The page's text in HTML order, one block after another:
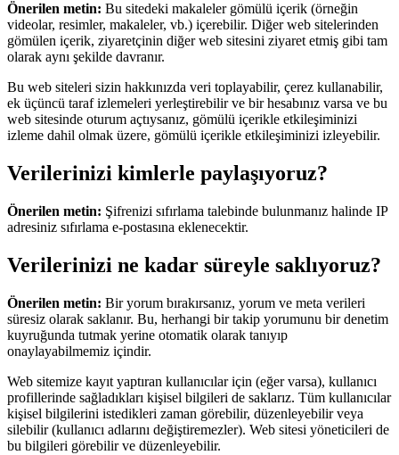
Önerilen metin: Bu sitedeki makaleler gömülü içerik (örneğin
videolar, resimler, makaleler, vb.) içerebilir. Diğer web sitelerinden
gömülen içerik, ziyaretçinin diğer web sitesini ziyaret etmiş gibi tam
olarak aynı şekilde davranır.
Bu web siteleri sizin hakkınızda veri toplayabilir, çerez kullanabilir,
ek üçüncü taraf izlemeleri yerleştirebilir ve bir hesabınız varsa ve bu
web sitesinde oturum açtıysanız, gömülü içerikle etkileşiminizi
izleme dahil olmak üzere, gömülü içerikle etkileşiminizi izleyebilir.
Verilerinizi kimlerle paylaşıyoruz?
Önerilen metin: Şifrenizi sıfırlama talebinde bulunmanız halinde IP
adresiniz sıfırlama e-postasına eklenecektir.
Verilerinizi ne kadar süreyle saklıyoruz?
Önerilen metin: Bir yorum bırakırsanız, yorum ve meta verileri
süresiz olarak saklanır. Bu, herhangi bir takip yorumunu bir denetim
kuyruğunda tutmak yerine otomatik olarak tanıyıp
onaylayabilmemiz içindir.
Web sitemize kayıt yaptıran kullanıcılar için (eğer varsa), kullanıcı
profillerinde sağladıkları kişisel bilgileri de saklarız. Tüm kullanıcılar
kişisel bilgilerini istedikleri zaman görebilir, düzenleyebilir veya
silebilir (kullanıcı adlarını değiştiremezler). Web sitesi yöneticileri de
bu bilgileri görebilir ve düzenleyebilir.